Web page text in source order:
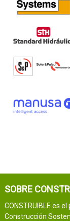
SOBRE
CONSTRUIBLE es
Construcción